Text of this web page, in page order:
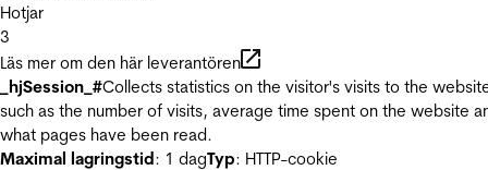
Hotjar
3
Läs mer om den här leverantören
_hjSession_#Collects statistics on the visitor's visits to the
such as the number of visits, average time spent on the website
what pages have been read.
Maximal lagringstid: 1 dagTyp: HTTP-cookie